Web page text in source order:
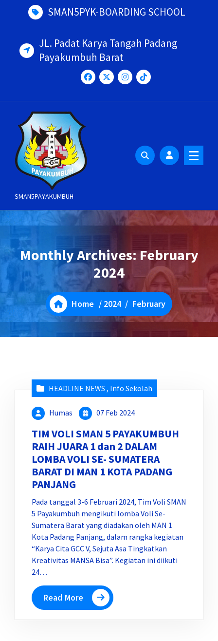
SMAN5PYK-BOARDING SCHOOL
JL. Padat Karya Tangah Padang
Payakumbuh Barat
SMAN5PAYAKUMBUH
Monthly Archives: February
2024
Home / 2024/ February
HEADLINE NEWS , Info Sekolah
Humas 07 Feb 2024
TIM VOLI SMAN 5 PAYAKUMBUH
RAIH JUARA 1 dan 2 DALAM
LOMBA VOLI SE- SUMATERA
BARAT DI MAN 1 KOTA PADANG
PANJANG
Pada tanggal 3-6 Februari 2024, Tim Voli SMAN
5 Payakumbuh mengikuti lomba Voli Se-
Sumatera Barat yang diadakan oleh MAN 1
Kota Padang Panjang, dalam rangka kegiatan
“Karya Cita GCC V, Sejuta Asa Tingkatkan
Kreativitas MANSA Bisa”. Kegiatan ini diikuti
24…
Read More